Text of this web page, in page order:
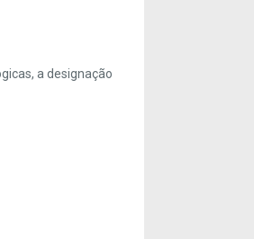
a designação